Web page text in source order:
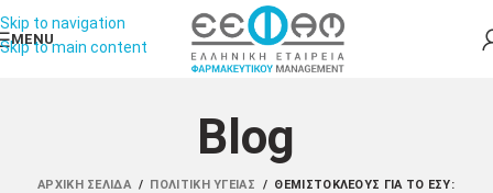
Skip to navigation
Skip to main content
MENU
Blog
ΑΡΧΙΚΉ ΣΕΛΊΔΑ / ΠΟΛΙΤΙΚΉ ΥΓΕΊΑΣ / ΘΕΜΙΣΤΟΚΛΈΟΥΣ ΓΙΑ ΤΟ ΕΣΥ: